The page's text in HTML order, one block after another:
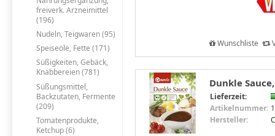
freiverk. Arzneimittel
(196)
Nudeln, Teigwaren (95)
Speiseöle, Fette (171)
Süßigkeiten, Gebäck,
Knabbereien (781)
Süßungsmittel,
Backzutaten, Fermente
(209)
Tomatenprodukte,
Ketchup (6)
Wunschliste
Dunkle
Lieferzeit:
Artikelnummer:
Hersteller: